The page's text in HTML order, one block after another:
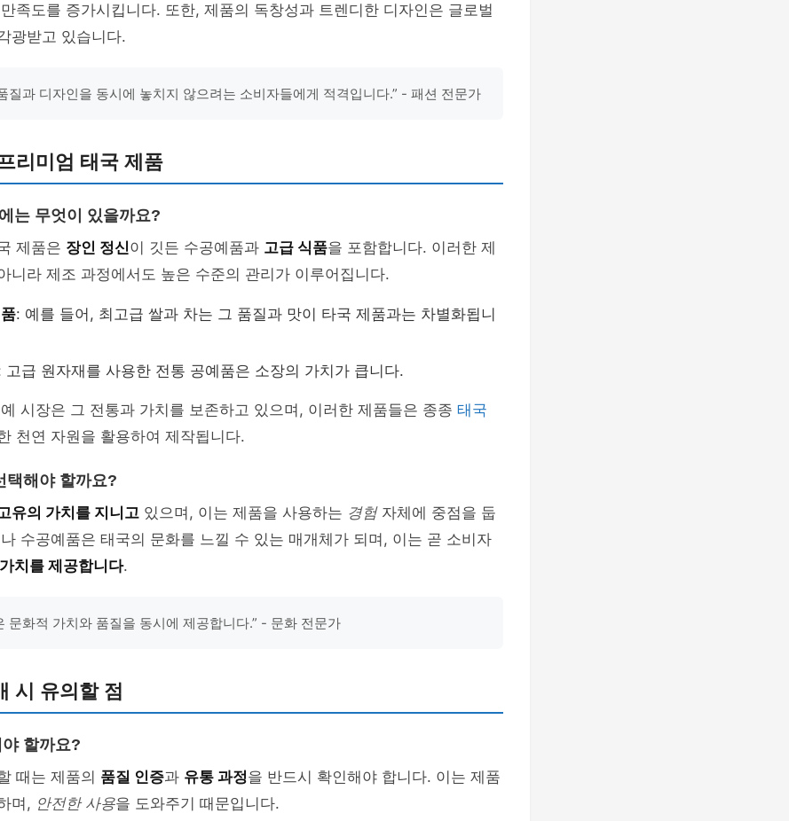
족도를 증가시킵니다. 또한, 제품의 독창성과 트렌디한 디자인은 글로벌
광받고 있습니다.
질과 디자인을 동시에 놓치지 않으려는 소비자들에게 적격입니다.” - 패션 전문가
리미엄 태국 제품
는 무엇이 있을까요?
제품은 장인 정신이 깃든 수공예품과 고급 식품을 포함합니다. 이러한 제
니라 제조 과정에서도 높은 수준의 관리가 이루어집니다.
: 예를 들어, 최고급 쌀과 차는 그 품질과 맛이 타국 제품과는 차별화됩니
고급 원자재를 사용한 전통 공예품은 소장의 가치가 큽니다.
시장은 그 전통과 가치를 보존하고 있으며, 이러한 제품들은 종종 태국
천연 자원을 활용하여 제작됩니다.
택해야 할까요?
유의 가치를 지니고 있으며, 이는 제품을 사용하는 경험자체에 중점을 둡
수공예품은 태국의 문화를 느낄 수 있는 매개체가 되며, 이는 곧 소비자
치를 제공합니다.
문화적 가치와 품질을 동시에 제공합니다.” - 문화 전문가
시 유의할 점
할까요?
때는 제품의 품질 인증과 유통 과정을 반드시 확인해야 합니다. 이는 제품
며, 안전한 사용을 도와주기 때문입니다.